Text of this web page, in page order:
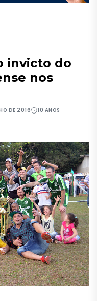
invicto do
nos
DE 2016 10 ANOS